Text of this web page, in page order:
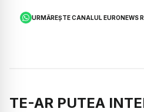
URMĂREȘTE CANALUL EURONEWS
TE-AR PUTEA